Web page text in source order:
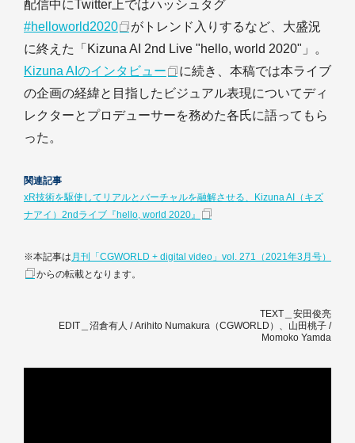
配信中にTwitter上ではハッシュタグ
#helloworld2020
がトレンド入りするなど、大盛況
に終えた「Kizuna AI 2nd Live "hello, world 2020"」。
Kizuna AIのインタビュー
に続き、本稿では本ライブ
の企画の経緯と目指したビジュアル表現についてディ
レクターとプロデューサーを務めた各氏に語ってもら
った。
関連記事
xR技術を駆使してリアルとバーチャルを融解させる、Kizuna AI（キズ
ナアイ）2ndライブ『hello, world 2020』
※本記事は 月刊「CGWORLD + digital video」vol. 271（2021年3月号）
からの転載となります。
TEXT＿安田俊亮
EDIT＿沼倉有人 / Arihito Numakura（CGWORLD）、山田桃子 /
Momoko Yamda